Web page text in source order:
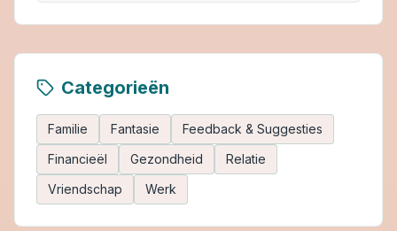
Categorieën
Familie Fantasie
Feedback & Suggesties
Financieël
Gezondheid
Relatie
Vriendschap
Werk